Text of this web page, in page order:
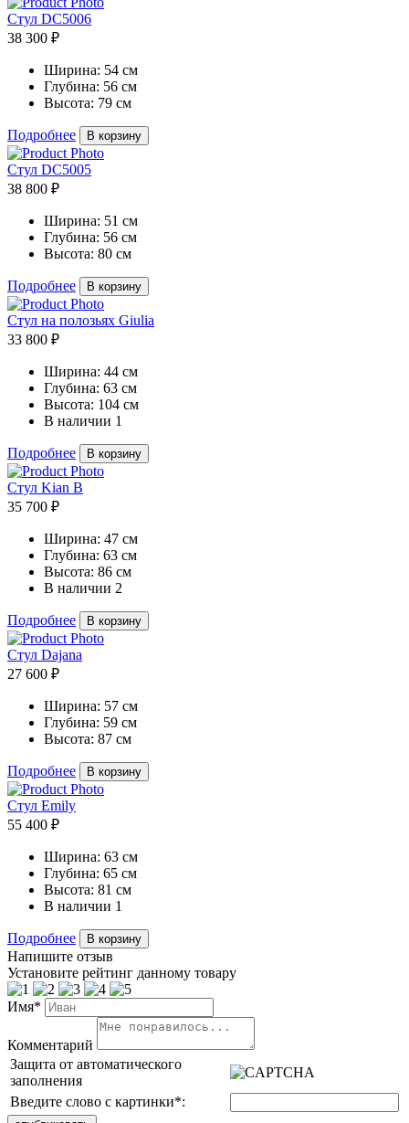
Стул DC5006
38 300 ₽
Ширина: 54 см
Глубина: 56 см
Высота: 79 см
Подробнее В корзину
Стул DC5005
38 800 ₽
Ширина: 51 см
Глубина: 56 см
Высота: 80 см
Подробнее В корзину
Стул на полозьях Giulia
33 800 ₽
Ширина: 44 см
Глубина: 63 см
Высота: 104 см
В наличии 1
Подробнее В корзину
Стул Kian B
35 700 ₽
Ширина: 47 см
Глубина: 63 см
Высота: 86 см
В наличии 2
Подробнее В корзину
Стул Dajana
27 600 ₽
Ширина: 57 см
Глубина: 59 см
Высота: 87 см
Подробнее В корзину
Стул Emily
55 400 ₽
Ширина: 63 см
Глубина: 65 см
Высота: 81 см
В наличии 1
Подробнее В корзину
Напишите отзыв
Установите рейтинг данному товару
Имя*
Комментарий
Защита от автоматического
заполнения
Введите слово с картинки*: